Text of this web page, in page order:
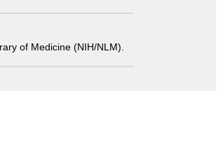
of Medicine (NIH/NLM).